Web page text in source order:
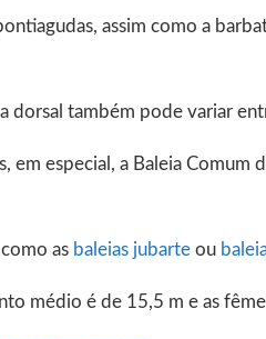
assim como a
dorsal também pode variar
em especial, a Baleia
as baleias jubarte ou
médio é de 15,5 m e as